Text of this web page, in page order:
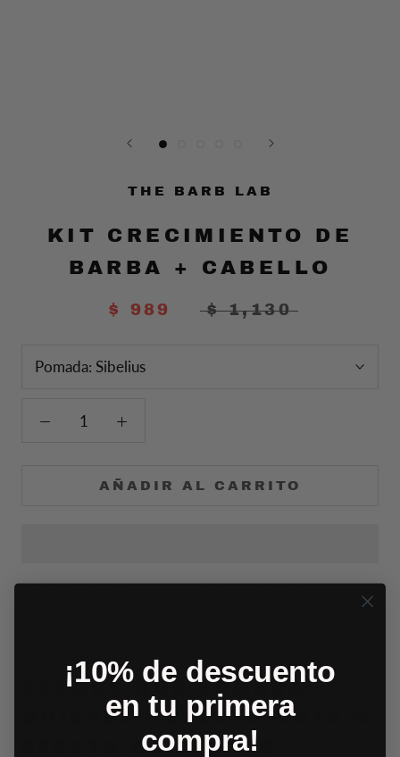
THE BARB LAB
KIT CRECIMIENTO DE
BARBA + CABELLO
$ 989 $ 1,130
Pomada: Sibelius
AÑADIR AL CARRITO
ESCOGE QUE POMADA
QUIERES!! EFECTO MATE O
EFECTO BRILLANTE
¡10% de descuento
en tu primera
compra!